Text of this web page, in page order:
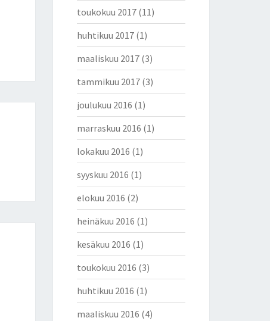
toukokuu 2017(11)
huhtikuu 2017(1)
maaliskuu 2017(3)
tammikuu 2017(3)
joulukuu 2016 (1)
marraskuu 2016 (1)
lokakuu 2016 (1)
syyskuu 2016 (1)
elokuu 2016 (2)
heinäkuu 2016 (1)
kesäkuu 2016 (1)
toukokuu 2016 (3)
huhtikuu 2016 (1)
maaliskuu 2016 (4)